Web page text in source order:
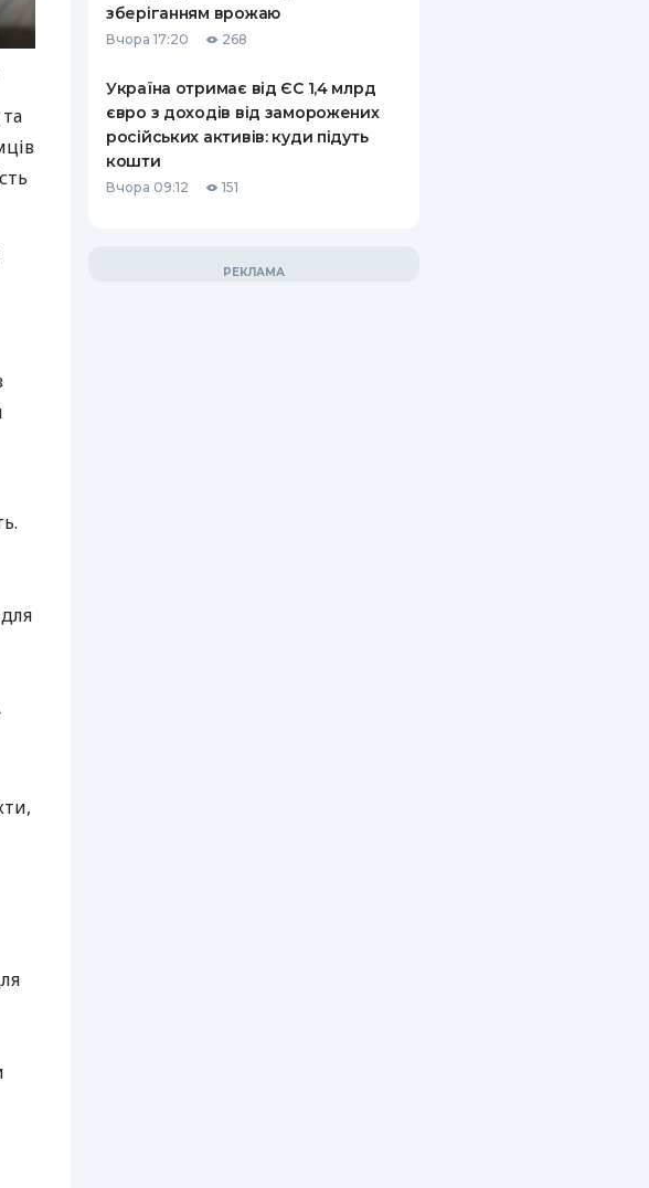
зберіганням врожаю
Вчора 17:20 268
Україна отримає від ЄС 1,4 млрд
євро з доходів від заморожених
російських активів: куди підуть
кошти
Вчора 09:12 151